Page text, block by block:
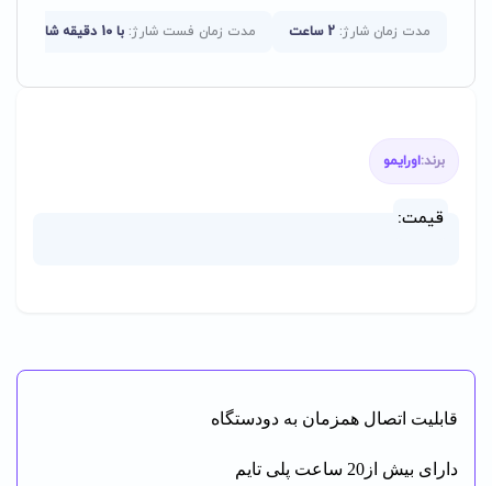
مدت زمان شارژ: 2 ساعت مدت زمان فست شارژ: با 10 دقیقه شارژ به شما امکان 1 ساعت استفاده را میدهد
برند:اورایمو
قیمت:
قابلیت اتصال همزمان به دودستگاه
دارای بیش از20 ساعت پلی تایم